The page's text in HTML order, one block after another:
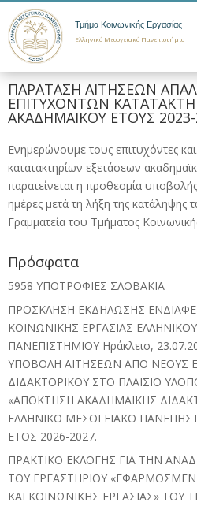
Τμήμα Κοινωνικής Εργασίας
Ελληνικό Μεσογειακό Πανεπιστήμιο
ΠΑΡΑΤΑΣΗ ΑΙΤΗΣΕΩΝ
ΕΠΙΤΥΧΟΝΤΩΝ
ΑΚΑΔΗΜΑΙΚΟΥ ΕΤΟΥΣ 2023-
Ενημερώνουμε τους επιτυχόντες
κατατακτηρίων εξετάσεων
παρατείνεται η προθεσμία
ημέρες μετά τη λήξη της
Γραμματεία του Τμήματος
Πρόσφατα
5958 ΥΠΟΤΡΟΦΙΕΣ ΣΛΟΒΑΚΙΑ
ΠΡΟΣΚΛΗΣΗ ΕΚΔΗΛΩΣΗΣ
ΚΟΙΝΩΝΙΚΗΣ ΕΡΓΑΣΙΑΣ
ΠΑΝΕΠΙΣΤΗΜΙΟΥ Ηράκλειο,
ΥΠΟΒΟΛΗ ΑΙΤΗΣΕΩΝ ΑΠΟ ΝΕΟΥΣ
ΔΙΔΑΚΤΟΡΙΚΟΥ ΣΤΟ ΠΛΑΙΣΙΟ
«ΑΠΟΚΤΗΣΗ ΑΚΑΔΗΜΑΪΚΗΣ
ΕΛΛΗΝΙΚΟ ΜΕΣΟΓΕΙΑΚΟ
ΕΤΟΣ 2026-2027.
ΠΡΑΚΤΙΚΟ ΕΚΛΟΓΗΣ ΓΙΑ ΤΗΝ
ΤΟΥ ΕΡΓΑΣΤΗΡΙΟΥ
ΚΑΙ ΚΟΙΝΩΝΙΚΗΣ ΕΡΓΑΣΙΑΣ»